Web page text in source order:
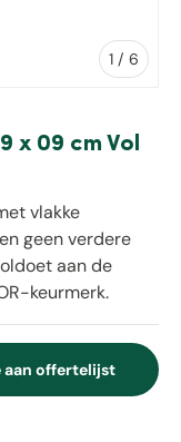
1 / van
6
x 09 cm Vol
vlakke
geen verdere
aan de
keurmerk.
toe aan offertelijst